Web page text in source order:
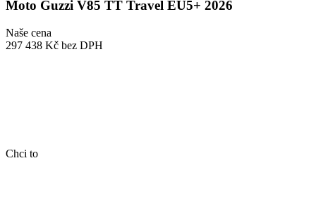
Moto Guzzi V85 TT Travel EU5+ 2026
Naše cena
297 438 Kč bez DPH
Chci to